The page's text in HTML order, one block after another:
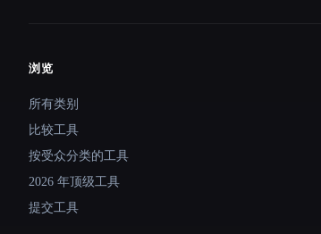
Site navigation
浏览
所有类别
比较工具
按受众分类的工具
2026 年顶级工具
提交工具